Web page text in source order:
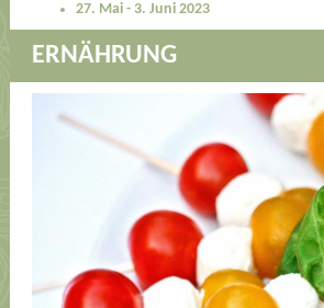
27. Mai - 3. Juni 2023
ERNÄHRUNG